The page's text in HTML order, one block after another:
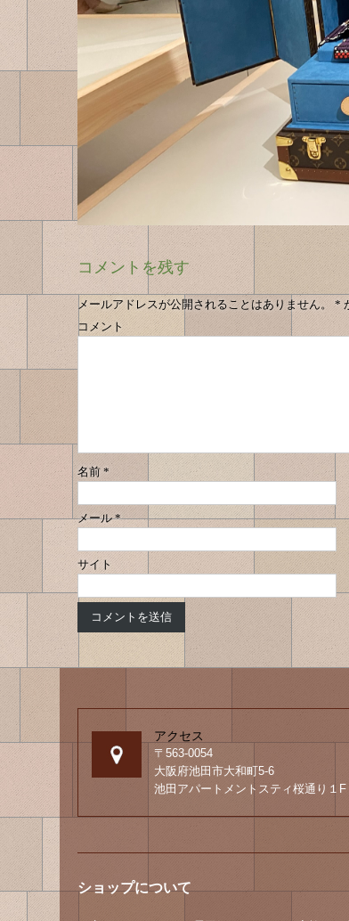
コメントを残す
メールアドレスが公開されることはありません。 *
コメント
名前 *
メール*
サイト
アクセス
〒563-0054
大阪府池田市大和町5-6
池田アパートメントスティ桜通り１F
ショップについて